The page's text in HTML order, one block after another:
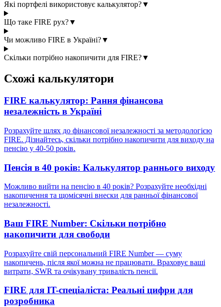
Які портфелі використовує калькулятор?▼
Що таке FIRE рух?▼
Чи можливо FIRE в Україні?▼
Скільки потрібно накопичити для FIRE?▼
Схожі калькулятори
FIRE калькулятор: Рання фінансова
незалежність в Україні
Розрахуйте шлях до фінансової незалежності за методологією
FIRE. Дізнайтесь, скільки потрібно накопичити для виходу на
пенсію у 40-50 років.
Пенсія в 40 років: Калькулятор раннього виходу
Можливо вийти на пенсію в 40 років? Розрахуйте необхідні
накопичення та щомісячні внески для ранньої фінансової
незалежності.
Ваш FIRE Number: Скільки потрібно
накопичити для свободи
Розрахуйте свій персональний FIRE Number — суму
накопичень, після якої можна не працювати. Враховує ваші
витрати, SWR та очікувану тривалість пенсії.
FIRE для IT-спеціаліста: Реальні цифри для
розробника